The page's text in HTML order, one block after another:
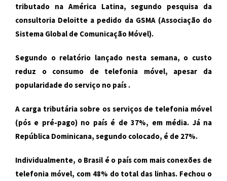
tributado na América Latina, segundo pesquisa da
consultoria Deloitte a pedido da GSMA (Associação do
Sistema Global de Comunicação Móvel).
Segundo o relatório lançado nesta semana, o custo
reduz o consumo de telefonia móvel, apesar da
popularidade do serviço no país .
A carga tributária sobre os serviços de telefonia móvel
(pós e pré-pago) no país é de 37%, em média. Já na
República Dominicana, segundo colocado, é de 27%.
Individualmente, o Brasil é o país com mais conexões de
telefonia móvel, com 48% do total das linhas. Fechou o